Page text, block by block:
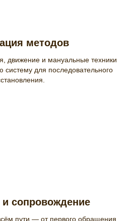
методов
движение и мануальные техники
для последовательного
сопровождение
пути — от первого обращения